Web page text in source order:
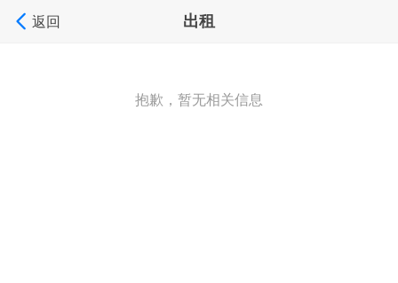
返回 出租
抱歉，暂无相关信息